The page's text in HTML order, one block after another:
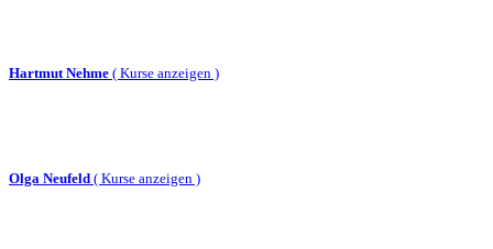
Hartmut Nehme ( Kurse anzeigen )
Olga Neufeld ( Kurse anzeigen )